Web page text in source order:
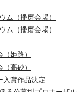
ム（播磨会場）
ム（播磨会場）
姫路）
高砂）
入賞作品決定